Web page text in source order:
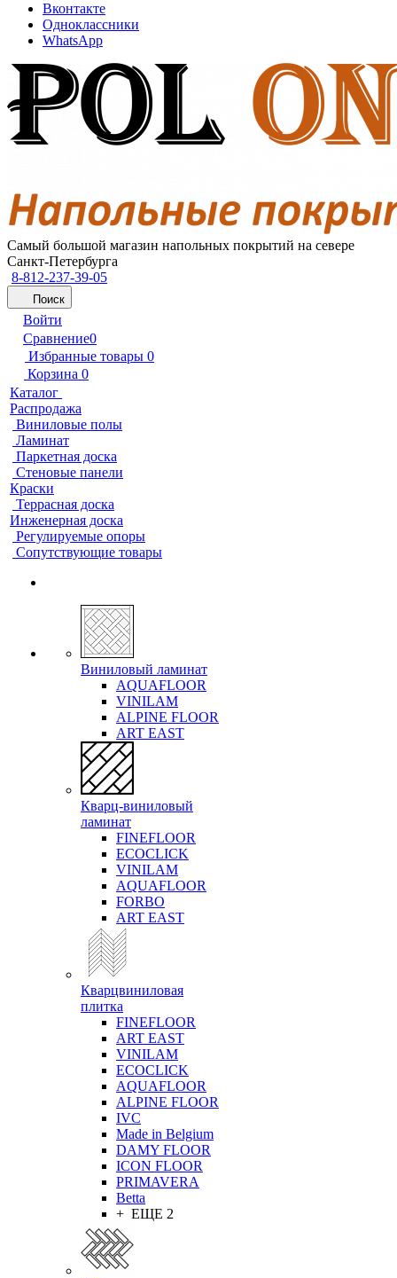
Вконтакте
Одноклассники
WhatsApp
Самый большой магазин напольных покрытий на севере
Санкт-Петербурга
8-812-237-39-05
Поиск
Войти
Сравнение0
Избранные товары 0
Корзина 0
Каталог
Распродажа
Виниловые полы
Ламинат
Паркетная доска
Стеновые панели
Краски
Террасная доска
Инженерная доска
Регулируемые опоры
Сопутствующие товары
Виниловый ламинат
AQUAFLOOR
VINILAM
ALPINE FLOOR
ART EAST
Кварц-виниловый
ламинат
FINEFLOOR
ECOCLICK
VINILAM
AQUAFLOOR
FORBO
ART EAST
Кварцвиниловая
плитка
FINEFLOOR
ART EAST
VINILAM
ECOCLICK
AQUAFLOOR
ALPINE FLOOR
IVC
Made in Belgium
DAMY FLOOR
ICON FLOOR
PRIMAVERA
Betta
+ ЕЩЕ 2